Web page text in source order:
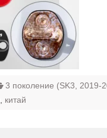
3 поколение (SK3, 2019-
китай